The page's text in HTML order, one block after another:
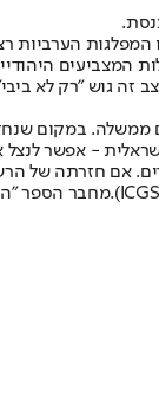
ו־51 לגוש נתניהו. אולם בהנחה
במקום
- אפשר
אם חזרתה של